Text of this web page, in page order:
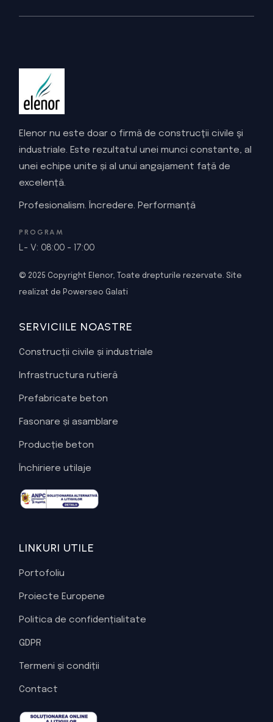
Elenor nu este doar o firmă de construcţii civile şi
industriale. Este rezultatul unei munci constante, al
unei echipe unite și al unui angajament față de
excelență.
Profesionalism. Încredere. Performanță
PROGRAM
L- V: 08:00 - 17:00
© 2025 Copyright Elenor, Toate drepturile rezervate. Site
realizat de Powerseo Galati
SERVICIILE NOASTRE
Construcții civile și industriale
Infrastructura rutieră
Prefabricate beton
Fasonare și asamblare
Producție beton
Închiriere utilaje
LINKURI UTILE
Portofoliu
Proiecte Europene
Politica de confidențialitate
GDPR
Termeni și condiții
Contact